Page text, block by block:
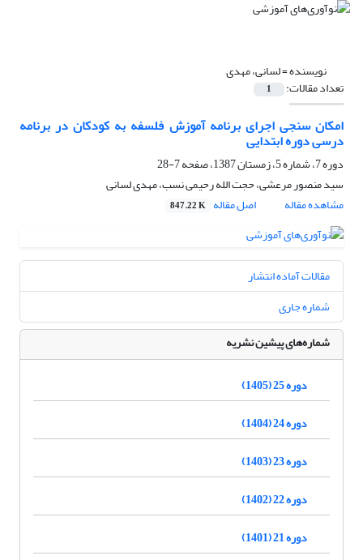
نویسنده =لسانی، مهدی
تعداد مقالات: 1
امکان سنجی اجرای برنامه آموزش فلسفه به کودکان در برنامه
درسی دوره ابتدایی
دوره 7، شماره 5، زمستان 1387، صفحه
7-28
سید منصور مرعشی، حجت الله رحیمی نسب، مهدی لسانی
مشاهده مقاله
اصل مقاله 847.22 K
مقالات آماده انتشار
شماره جاری
شماره‌های پیشین نشریه
دوره 25 (1405)
دوره 24 (1404)
دوره 23 (1403)
دوره 22 (1402)
دوره 21 (1401)